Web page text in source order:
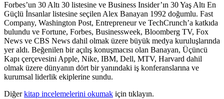
Forbes’un 30 Altı 30 listesine ve Business Insider’ın 30 Yaş Altı En
Güçlü İnsanlar listesine seçilen Alex Banayan 1992 doğumlu. Fast
Company, Washington Post, Entrepreneur ve TechCrunch’a katkıda
bulundu ve Fortune, Forbes, Businessweek, Bloomberg TV, Fox
News ve CBS News dahil olmak üzere büyük medya kuruluşlarında
yer aldı. Beğenilen bir açılış konuşmacısı olan Banayan, Üçüncü
Kapı çerçevesini Apple, Nike, IBM, Dell, MTV, Harvard dahil
olmak üzere dünyanın dört bir yanındaki iş konferanslarına ve
kurumsal liderlik ekiplerine sundu.
Diğerkitap incelemelerini okumak için tıklayın.